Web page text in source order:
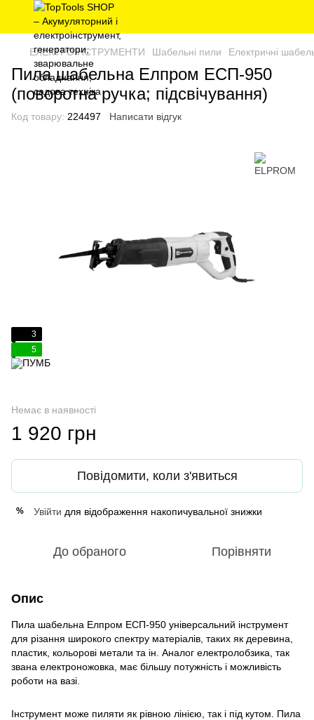
ЕЛЕКТРОІНСТРУМЕНТИ Шабельні пили Електричні
Пила шабельна Елпром ЕСП-950
(поворотна ручка; підсвічування)
Код товару: 224497 Написати відгук
3
5
Немає в наявності
1 920 грн
Повідомити, коли з'явиться
% Увійти для відображення накопичувальної знижки
До обраного Порівняти
Опис
Пила шабельна Елпром ЕСП-950 універсальний інструмент
для різання широкого спектру матеріалів, таких як деревина,
пластик, кольорові метали та ін. Аналог електролобзика, так
звана електроножовка, має більшу потужність і можливість
роботи на вазі.
Інструмент може пиляти як рівною лінією, так і під кутом. Пила